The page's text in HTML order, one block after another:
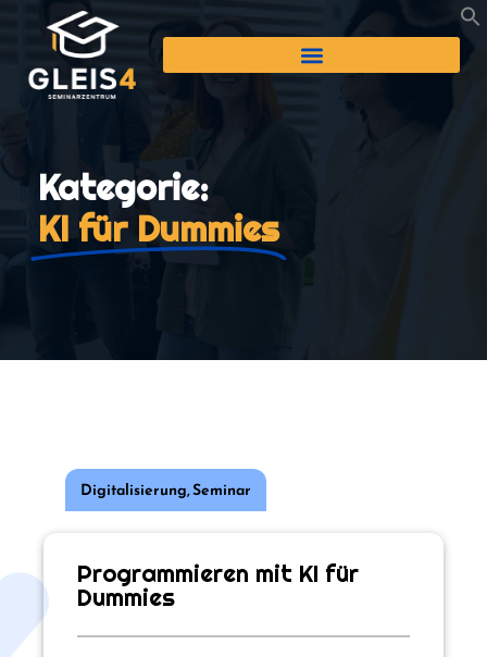
Kategorie:
KI für Dummies
Digitalisierung,Seminar
Programmieren mit KI für
Dummies